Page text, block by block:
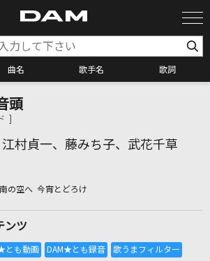
曲名 歌手名 歌詞
カラオケ検索
全国りれき
頭
]
村貞一、藤みち子、武花千草
の空へ 今宵とどろけ
ンツ